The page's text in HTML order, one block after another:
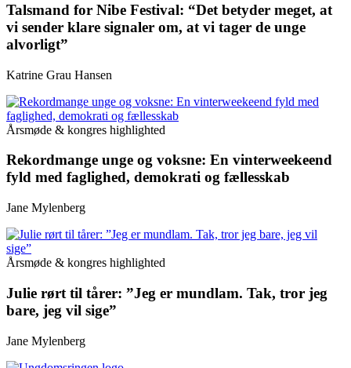
Talsmand for Nibe Festival: “Det betyder meget, at
vi sender klare signaler om, at vi tager de unge
alvorligt”
Katrine Grau Hansen
Årsmøde & kongres highlighted
Rekordmange unge og voksne: En vinterweekeend
fyld med faglighed, demokrati og fællesskab
Jane Mylenberg
Årsmøde & kongres highlighted
Julie rørt til tårer: ”Jeg er mundlam. Tak, tror jeg
bare, jeg vil sige”
Jane Mylenberg